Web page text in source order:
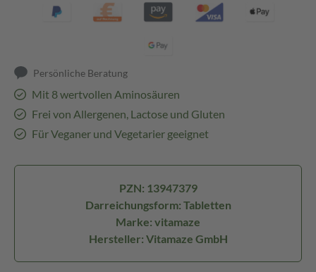
Persönliche Beratung
Mit 8 wertvollen Aminosäuren
Frei von Allergenen, Lactose und Gluten
Für Veganer und Vegetarier geeignet
PZN: 13947379
Darreichungsform: Tabletten
Marke: vitamaze
Hersteller: Vitamaze GmbH